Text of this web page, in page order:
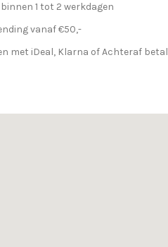
1 tot 2 werkdagen
vanaf €50,-
met iDeal, Klarna of Achteraf